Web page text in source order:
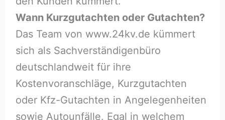
Wann Kurzgutachten oder Gutachten?
Das Team von www.24kv.de kümmert
sich als Sachverständigenbüro
deutschlandweit für ihre
Kostenvoranschläge, Kurzgutachten
oder Kfz-Gutachten in Angelegenheiten
sowie Autounfälle. Egal in welchem